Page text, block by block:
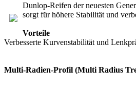
Dunlop-Reifen der neuesten
sorgt für höhere Stabilität und
Vorteile
Verbesserte Kurvenstabilität und
Multi-Radien-Profil (Multi Radius